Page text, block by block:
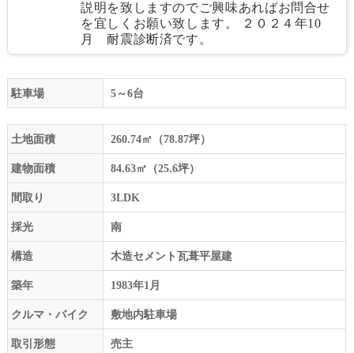
説明を致しますのでご興味あればお問合せ
を宜しくお願い致します。 ２０２４年10
月 耐震診断済です。
駐車場 5～6台
土地面積 260.74㎡（78.87坪）
建物面積 84.63㎡（25.6坪）
間取り 3LDK
採光 南
構造 木造セメント瓦葺平屋建
築年 1983年1月
クルマ・バイク 敷地内駐車場
取引形態 売主